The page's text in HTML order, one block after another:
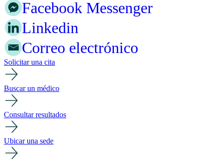
Facebook Messenger
Linkedin
Correo electrónico
Solicitar una cita
Buscar un médico
Consultar resultados
Ubicar una sede